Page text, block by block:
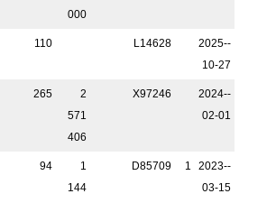
000
110 L14628
2025-­
10-27
265
2
571
406
X97246
2024-­
02-01
94
1
144
D85709 1
2023-­
03-15